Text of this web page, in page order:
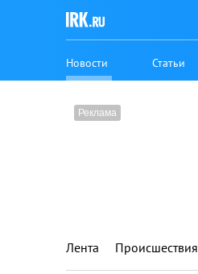
Новости Статьи
Лента Происшествия